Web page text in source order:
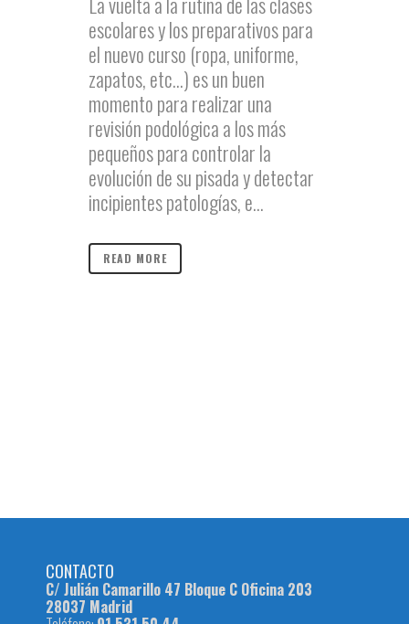
escolares y los preparativos para
el nuevo curso (ropa, uniforme,
zapatos, etc…) es un buen
momento para realizar una
revisión podológica a los más
pequeños para controlar la
evolución de su pisada y detectar
incipientes patologías, e...
READ MORE
CONTACTO
C/ Julián Camarillo 47 Bloque C Oficina 203
28037 Madrid